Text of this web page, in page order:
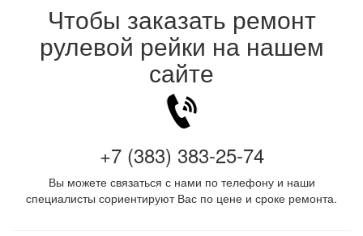
Чтобы заказать ремонт
рулевой рейки на нашем
сайте
+7 (383) 383-25-74
Вы можете связаться с нами по телефону и наши
специалисты сориентируют Вас по цене и сроке ремонта.